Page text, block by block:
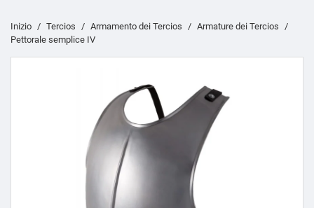
Inizio Tercios Armamento dei Tercios
Armature dei Tercios
Pettorale semplice IV